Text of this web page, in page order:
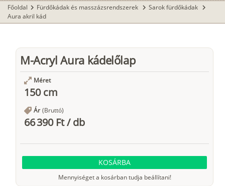
Főoldal chevron_right Fürdőkádak és masszázsrendszerek chevron_right Sarok fürdőkádak chevron_right
Aura akril kád
M-Acryl Aura kádelőlap
Méret
150 cm
Ár (Bruttó)
66 390 Ft/db
KOSÁRBA
Mennyiséget a kosárban tudja beállítani!